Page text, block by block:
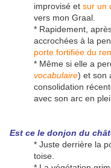
improvisé et sur un
vers mon Graal.
* Rapidement,
accrochées à la
porte fortifiée du
* Même si elle a
vocabulaire) et son
consolidation
avec son arc en
Est ce le donjon du
* Juste derrière la
toise.